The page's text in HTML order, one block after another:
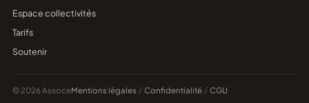
Espace collectivités
Tarifs
Soutenir
© 2026 AssoceMentions légales / Confidentialité / CGU